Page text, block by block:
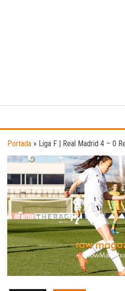
el
Portada » Liga F | Real Madrid 4 – 0